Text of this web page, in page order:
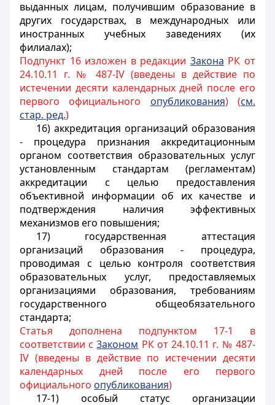
выданных лицам, получившим образование в
других государствах, в международных или
иностранных учебных заведениях (их
филиалах);
Подпункт 16 изложен в редакции 3акона РК от
24.10.11 г. № 487-IV (введены в действие по
истечении десяти календарных дней после его
первого официального опубликования) (см.
стар. ред.)
16) аккредитация организаций образования
- процедура признания аккредитационным
органом соответствия образовательных услуг
установленным стандартам (регламентам)
аккредитации с целью предоставления
объективной информации об их качестве и
подтверждения наличия эффективных
механизмов его повышения;
17) государственная аттестация
организаций образования - процедура,
проводимая с целью контроля соответствия
образовательных услуг, предоставляемых
организациями образования, требованиям
государственного общеобязательного
стандарта;
Статья дополнена подпунктом 17-1 в
соответствии с3аконом РК от 24.10.11 г. № 487-
IV (введены в действие по истечении десяти
календарных дней после его первого
официального опубликования)
17-1) особый статус организации